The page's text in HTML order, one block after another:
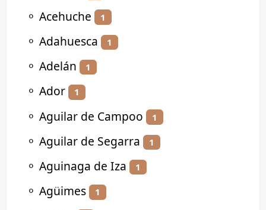
⚬ Acehuche 1
⚬ Adahuesca 1
⚬ Adelán 1
⚬ Ador 1
⚬ Aguilar de Campoo 1
⚬ Aguilar de Segarra 1
⚬ Aguinaga de Iza 1
⚬ Agüimes 1